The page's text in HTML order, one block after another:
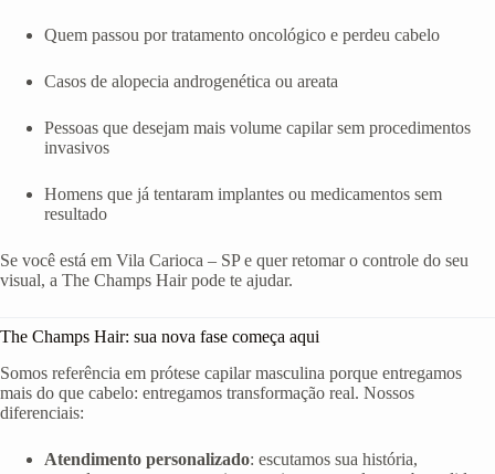
Quem passou por tratamento oncológico e perdeu cabelo
Casos de alopecia androgenética ou areata
Pessoas que desejam mais volume capilar sem procedimentos
invasivos
Homens que já tentaram implantes ou medicamentos sem
resultado
Se você está em Vila Carioca – SP e quer retomar o controle do seu
visual, a The Champs Hair pode te ajudar.
The Champs Hair: sua nova fase começa aqui
Somos referência em prótese capilar masculina porque entregamos
mais do que cabelo: entregamos transformação real. Nossos
diferenciais:
Atendimento personalizado: escutamos sua história,